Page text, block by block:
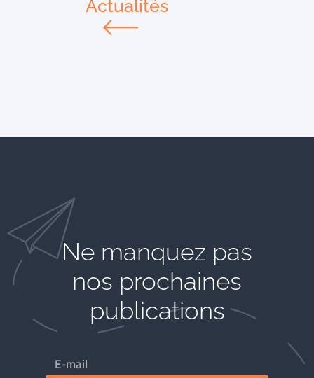
Actualités
Ne manquez pas
nos prochaines
publications